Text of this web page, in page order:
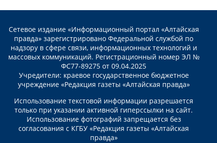
Сетевое издание «Информационный портал «Алтайская
правда» зарегистрировано Федеральной службой по
надзору в сфере связи, информационных технологий и
массовых коммуникаций. Регистрационный номер ЭЛ №
ФС77-89275 от 09.04.2025
Учредители: краевое государственное бюджетное
учреждение «Редакция газеты «Алтайская правда»
Использование текстовой информации разрешается
только при указании активной гиперссылки на сайт.
Использование фотографий запрещается без
согласования с КГБУ «Редакция газеты «Алтайская
правда»